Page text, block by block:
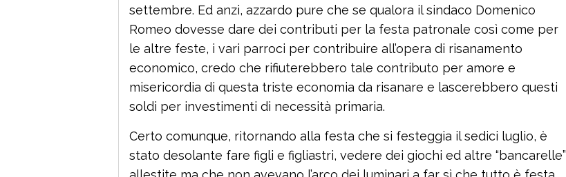
settembre. Ed anzi, azzardo pure che se qualora il sindaco Domenico
Romeo dovesse dare dei contributi per la festa patronale così come per
le altre feste, i vari parroci per contribuire all’opera di risanamento
economico, credo che rifiuterebbero tale contributo per amore e
misericordia di questa triste economia da risanare e lascerebbero questi
soldi per investimenti di necessità primaria.
Certo comunque, ritornando alla festa che si festeggia il sedici luglio, è
stato desolante fare figli e figliastri, vedere dei giochi ed altre “bancarelle”